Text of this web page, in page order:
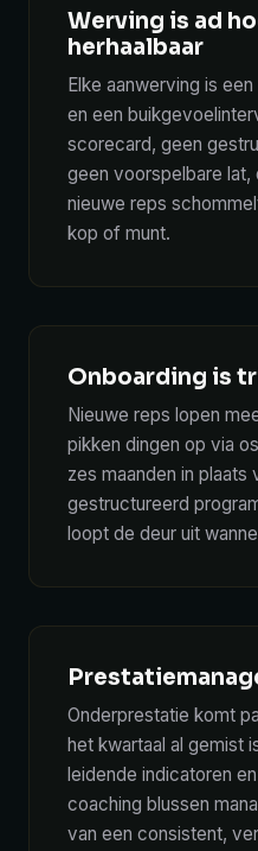
Werving is ad
herhaalbaar
Elke aanwerving is
en een
scorecard, geen
geen voorspelbare lat,
nieuwe reps
kop of munt.
Onboarding is
Nieuwe reps lopen
pikken dingen op via
zes maanden in
gestructureerd
loopt de deur uit
Onderprestatie komt
het kwartaal al gemist
leidende indicatoren
coaching blussen
van een consistent,